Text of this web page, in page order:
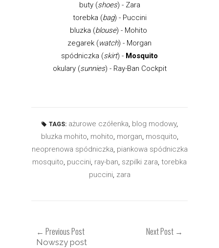
buty (shoes) - Zara
torebka (bag) - Puccini
bluzka (blouse) - Mohito
zegarek (watch) - Morgan
spódniczka (skirt) - Mosquito
okulary (sunnies) - Ray-Ban Cockpit
TAGS: ażurowe czółenka, blog modowy,
bluzka mohito, mohito, morgan, mosquito,
neoprenowa spódniczka, piankowa spódniczka
mosquito, puccini, ray-ban, szpilki zara, torebka
puccini, zara
← Previous Post
Nowszy post
Next Post →